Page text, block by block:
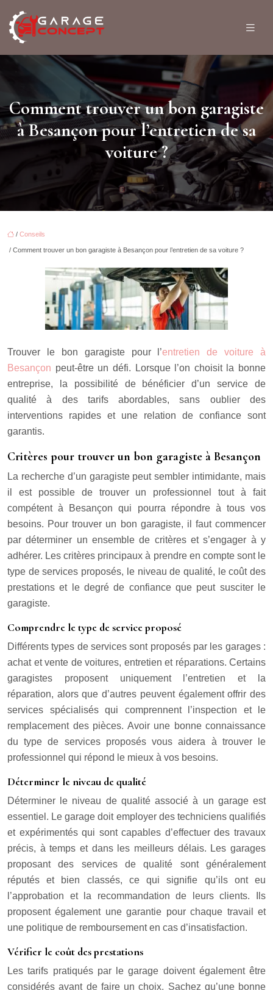
Comment trouver un bon garagiste
à Besançon pour l’entretien de sa
voiture ?
/ Conseils
/ Comment trouver un bon garagiste à Besançon pour l’entretien de sa voiture ?
Trouver le bon garagiste pour l’entretien de voiture à
Besançon peut-être un défi. Lorsque l’on choisit la bonne
entreprise, la possibilité de bénéficier d’un service de
qualité à des tarifs abordables, sans oublier des
interventions rapides et une relation de confiance sont
garantis.
Critères pour trouver un bon garagiste à Besançon
La recherche d’un garagiste peut sembler intimidante, mais
il est possible de trouver un professionnel tout à fait
compétent à Besançon qui pourra répondre à tous vos
besoins. Pour trouver un bon garagiste, il faut commencer
par déterminer un ensemble de critères et s’engager à y
adhérer. Les critères principaux à prendre en compte sont le
type de services proposés, le niveau de qualité, le coût des
prestations et le degré de confiance que peut susciter le
garagiste.
Comprendre le type de service proposé
Différents types de services sont proposés par les garages :
achat et vente de voitures, entretien et réparations. Certains
garagistes proposent uniquement l’entretien et la
réparation, alors que d’autres peuvent également offrir des
services spécialisés qui comprennent l’inspection et le
remplacement des pièces. Avoir une bonne connaissance
du type de services proposés vous aidera à trouver le
professionnel qui répond le mieux à vos besoins.
Déterminer le niveau de qualité
Déterminer le niveau de qualité associé à un garage est
essentiel. Le garage doit employer des techniciens qualifiés
et expérimentés qui sont capables d’effectuer des travaux
précis, à temps et dans les meilleurs délais. Les garages
proposant des services de qualité sont généralement
réputés et bien classés, ce qui signifie qu’ils ont eu
l’approbation et la recommandation de leurs clients. Ils
proposent également une garantie pour chaque travail et
une politique de remboursement en cas d’insatisfaction.
Vérifier le coût des prestations
Les tarifs pratiqués par le garage doivent également être
considérés avant de faire un choix. Sachez qu’une bonne